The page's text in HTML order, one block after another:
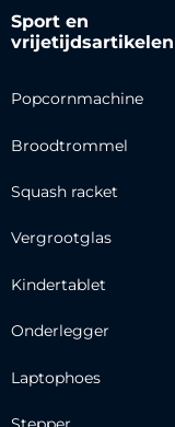
Sport en
vrijetijdsartikelen
Popcornmachine
Broodtrommel
Squash racket
Vergrootglas
Kindertablet
Onderlegger
Laptophoes